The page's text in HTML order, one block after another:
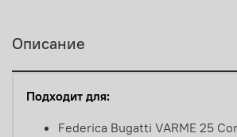
Описание
Подходит для:
Federica Bugatti VARME 25